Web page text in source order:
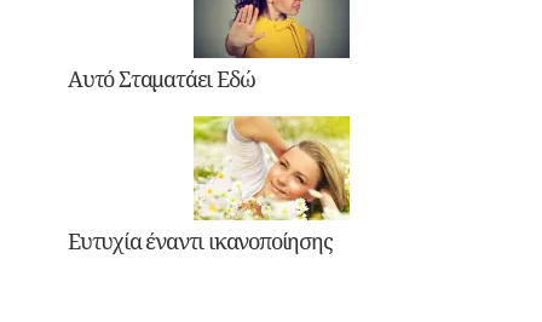
Αυτό Σταματάει Εδώ
Ευτυχία έναντι ικανοποίησης